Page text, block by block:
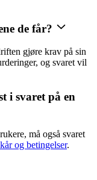
de får?
gjøre krav på sin
og svaret vil
i svaret på en
må også svaret
og betingelser.